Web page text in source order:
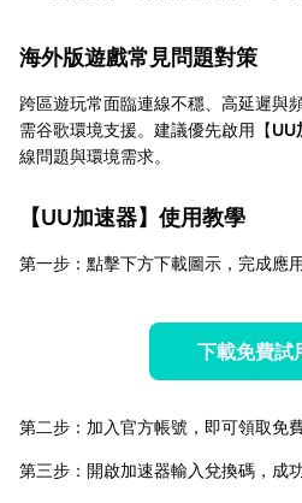
海外版遊戲常見問題對策
跨區遊玩常面臨連線不穩、高延遲與
需谷歌環境支援。建議優先啟用【UU
線問題與環境需求。
【UU加速器】使用教學
第一步：點擊下方下載圖示，完成應
下載免費試
第二步：加入官方帳號，即可領取免
第三步：開啟加速器輸入兌換碼，成